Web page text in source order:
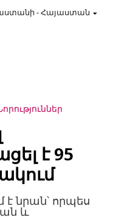
-Հայաստան
է 95
նրան՝ որպես
և